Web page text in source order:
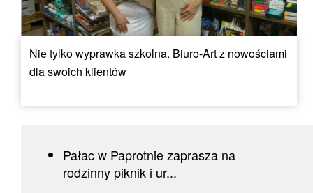
Nie tylko wyprawka szkolna. Biuro-Art z nowościami
dla swoich klientów
Pałac w Paprotnie zaprasza na
rodzinny piknik i ur...